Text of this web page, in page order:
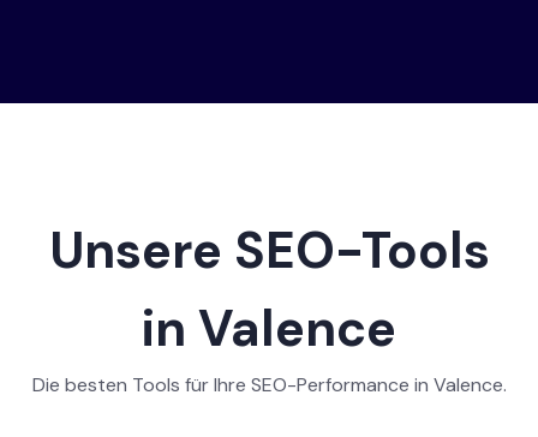
Unsere SEO-Tools
in Valence
Die besten Tools für Ihre SEO-Performance in Valence.